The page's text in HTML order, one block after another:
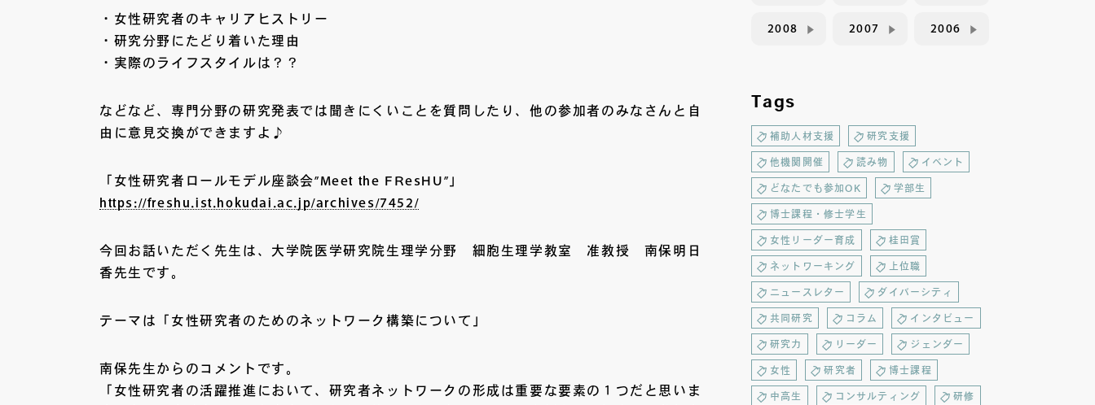
・女性研究者のキャリアヒストリー
・研究分野にたどり着いた理由
・実際のライフスタイルは？？
などなど、専門分野の研究発表では聞きにくいことを質問したり、他の参加者のみなさんと自
由に意見交換ができますよ♪
「女性研究者ロールモデル座談会”Meet the FResHU”」
https://freshu.ist.hokudai.ac.jp/archives/7452/
今回お話いただく先生は、大学院医学研究院生理学分野 細胞生理学教室 准教授 南保明日
香先生です。
テーマは「女性研究者のためのネットワーク構築について」
南保先生からのコメントです。
「女性研究者の活躍推進において、研究者ネットワークの形成は重要な要素の１つだと思いま
2008 2007 2006
Tags
補助人材支援 研究支援
他機関開催 読み物 イベント
どなたでも参加OK 学部生
博士課程・修士学生
女性リーダー育成 桂田賞
ネットワーキング 上位職
ニュースレター ダイバーシティ
共同研究 コラム インタビュー
研究力 リーダー ジェンダー
女性 研究者 博士課程
中高生 コンサルティング 研修